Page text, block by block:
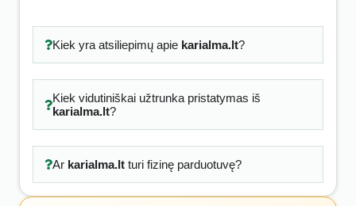
Kiek yra atsiliepimų apie karialma.lt?
Kiek vidutiniškai užtrunka pristatymas iš
karialma.lt?
Ar karialma.ltturi fizinę parduotuvę?